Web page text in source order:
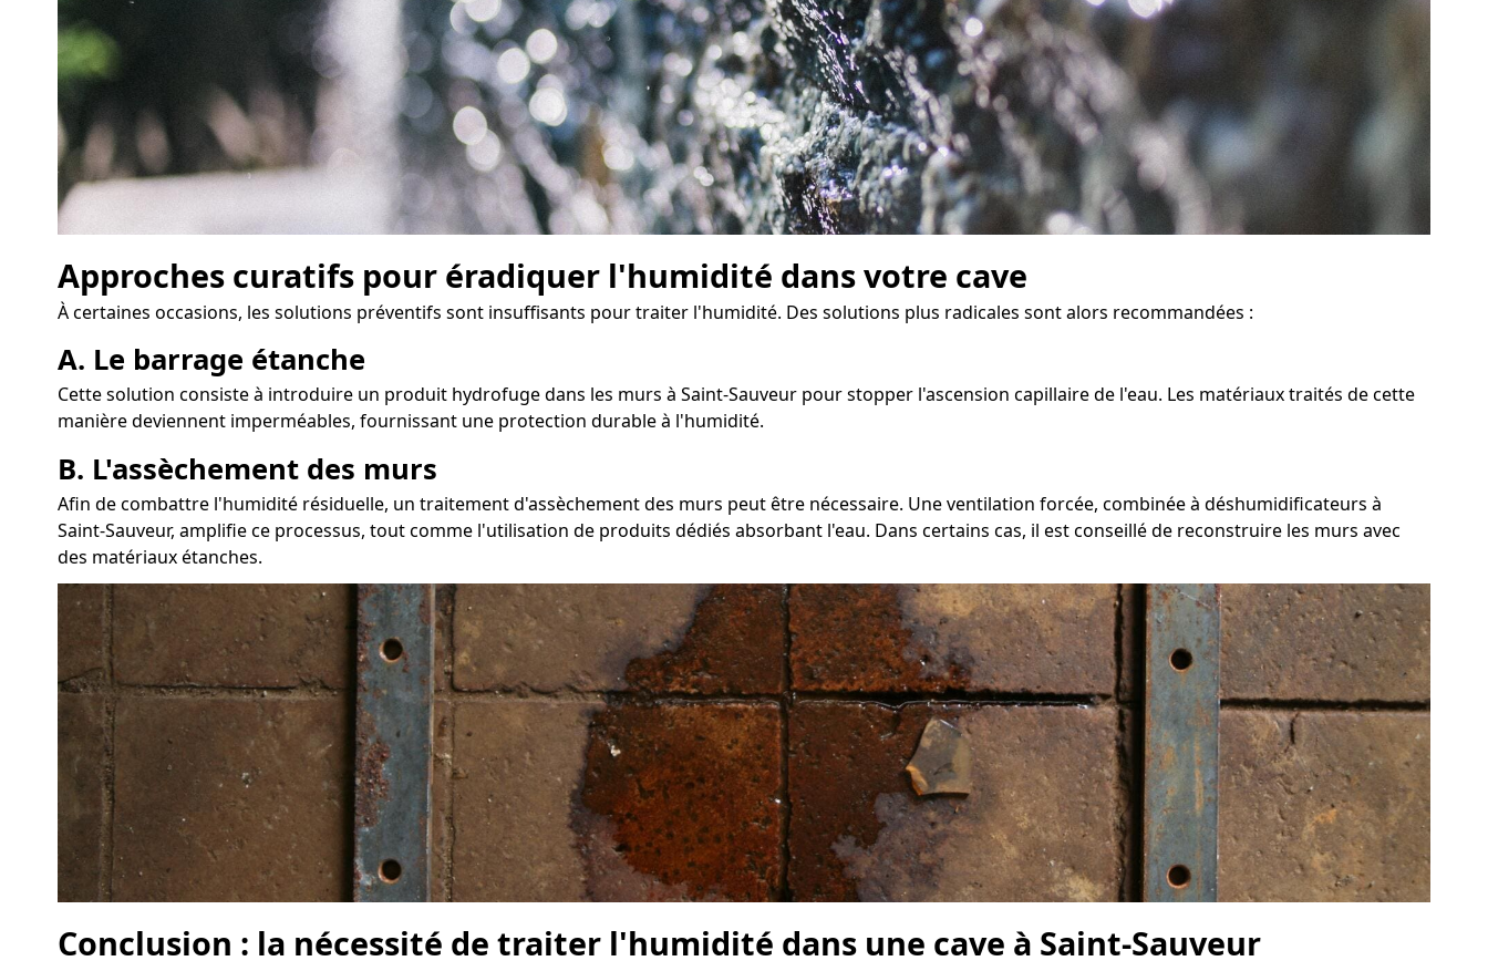
Approches curatifs pour éradiquer l'humidité dans votre cave
À certaines occasions, les solutions préventifs sont insuffisants pour traiter l'humidité. Des solutions plus radicales sont alors recommandées :
A. Le barrage étanche
Cette solution consiste à introduire un produit hydrofuge dans les murs à Saint-Sauveur pour stopper l'ascension capillaire de l'eau. Les matériaux traités de cette
manière deviennent imperméables, fournissant une protection durable à l'humidité.
B. L'assèchement des murs
Afin de combattre l'humidité résiduelle, un traitement d'assèchement des murs peut être nécessaire. Une ventilation forcée, combinée à déshumidificateurs à
Saint-Sauveur, amplifie ce processus, tout comme l'utilisation de produits dédiés absorbant l'eau. Dans certains cas, il est conseillé de reconstruire les murs avec
des matériaux étanches.
Conclusion : la nécessité de traiter l'humidité dans une cave à Saint-Sauveur